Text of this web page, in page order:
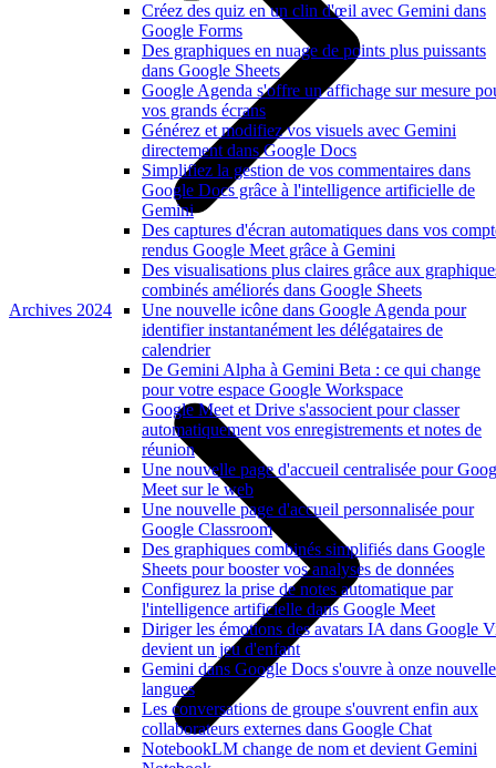
Créez des quiz en un clin d'œil avec Gemini dans
Google Forms
Des graphiques en nuage de points plus puissants
dans Google Sheets
Google Agenda s'offre un affichage sur mesure
vos grands écrans
Générez et modifiez vos visuels avec Gemini
directement dans Google Docs
Simplifiez la gestion de vos commentaires dans
Google Docs grâce à l'intelligence artificielle de
Gemini
Des captures d'écran automatiques dans vos
rendus Google Meet grâce à Gemini
Des visualisations plus claires grâce aux
combinés améliorés dans Google Sheets
Une nouvelle icône dans Google Agenda pour
identifier instantanément les délégataires de
calendrier
De Gemini Alpha à Gemini Beta : ce qui change
pour votre espace Google Workspace
Google Meet et Drive s'associent pour classer
automatiquement vos enregistrements et notes de
réunion
Une nouvelle page d'accueil centralisée pour
Meet sur le web
Une nouvelle page d'accueil personnalisée pour
Google Classroom
Des graphiques combinés simplifiés dans Google
Sheets pour booster vos analyses de données
Configurez la prise de notes automatique par
l'intelligence artificielle dans Google Meet
Diriger les émotions des avatars IA dans Google
devient un jeu d'enfant
Gemini dans Google Docs s'ouvre à onze
langues
Les conversations de groupe s'ouvrent enfin aux
collaborateurs externes dans Google Chat
NotebookLM change de nom et devient Gemini
Archives 2024